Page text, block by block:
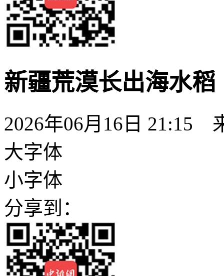
新疆荒漠长出海水稻
2026年06月16日 21:15
大字体
小字体
分享到：